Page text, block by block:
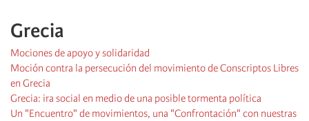
Grecia
Mociones de apoyo y solidaridad
Moción contra la persecución del movimiento de Conscriptos Libres
en Grecia
Grecia: ira social en medio de una posible tormenta política
Un "Encuentro" de movimientos, una "Confrontación" con nuestras